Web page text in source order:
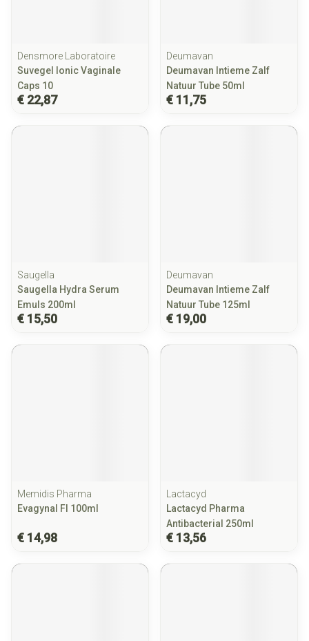
Densmore Laboratoire
Suvegel Ionic Vaginale
Caps 10
€ 22,87
Deumavan
Deumavan Intieme Zalf
Natuur Tube 50ml
€ 11,75
Saugella
Saugella Hydra Serum
Emuls 200ml
€ 15,50
Deumavan
Deumavan Intieme Zalf
Natuur Tube 125ml
€ 19,00
Memidis Pharma
Evagynal Fl 100ml
€ 14,98
Lactacyd
Lactacyd Pharma
Antibacterial 250ml
€ 13,56